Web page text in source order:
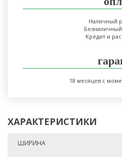
Наличный
Кредит и
18 месяцев с
ХАРАКТЕРИСТИКИ
ШИРИНА